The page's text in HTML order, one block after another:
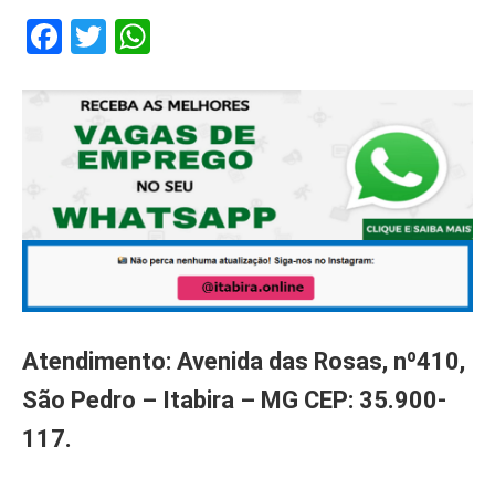
Facebook
Twitter
Atendimento: Avenida das Rosas, nº410,
São Pedro – Itabira – MG CEP: 35.900-
117.